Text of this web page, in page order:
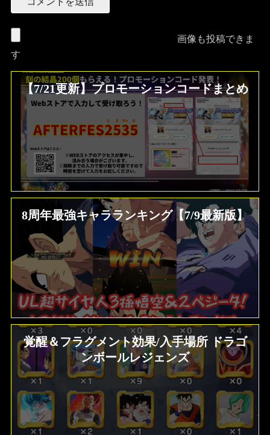
画像も投稿できま
す
【7/21更新】プロモーションコードまとめ
8周年最強キャラランキング【7/9最新版】
覚醒＆フラグメント効果/入手場所 ドラゴ
ンボールレジェンズ